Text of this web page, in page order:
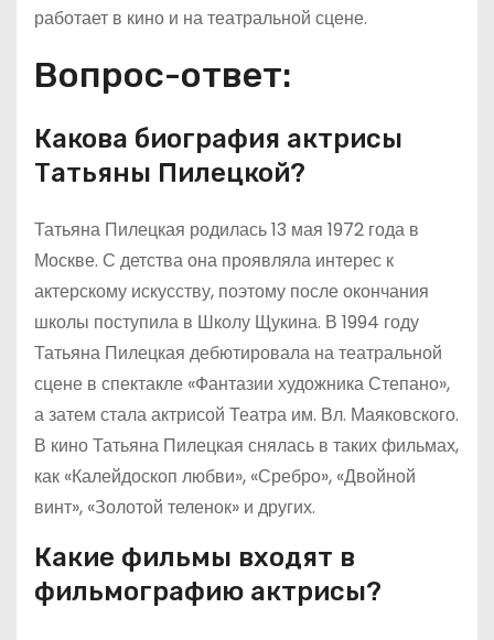
работает в кино и на театральной сцене.
Вопрос-ответ:
Какова биография актрисы
Татьяны Пилецкой?
Татьяна Пилецкая родилась 13 мая 1972 года в
Москве. С детства она проявляла интерес к
актерскому искусству, поэтому после окончания
школы поступила в Школу Щукина. В 1994 году
Татьяна Пилецкая дебютировала на театральной
сцене в спектакле «Фантазии художника Степано»,
а затем стала актрисой Театра им. Вл. Маяковского.
В кино Татьяна Пилецкая снялась в таких фильмах,
как «Калейдоскоп любви», «Сребро», «Двойной
винт», «Золотой теленок» и других.
Какие фильмы входят в
фильмографию актрисы?